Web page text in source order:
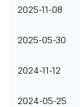
2025-11-08
2025-05-30
2024-11-12
2024-05-25